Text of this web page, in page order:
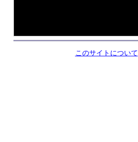
このサイトについて